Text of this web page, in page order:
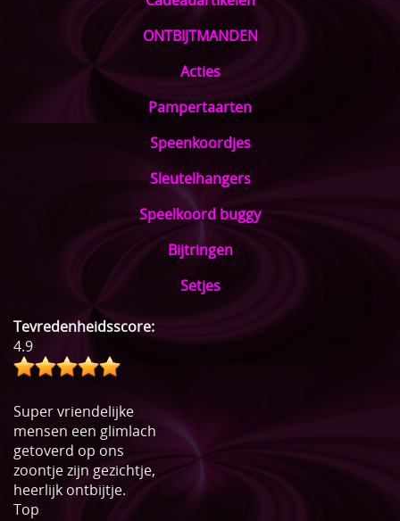
ONTBIJTMANDEN
Acties
Pampertaarten
Speenkoordjes
Sleutelhangers
Speelkoord buggy
Bijtringen
Setjes
Tevredenheidsscore:
4.9
Super vriendelijke
mensen een glimlach
getoverd op ons
zoontje zijn gezichtje,
heerlijk ontbijtje.
Top